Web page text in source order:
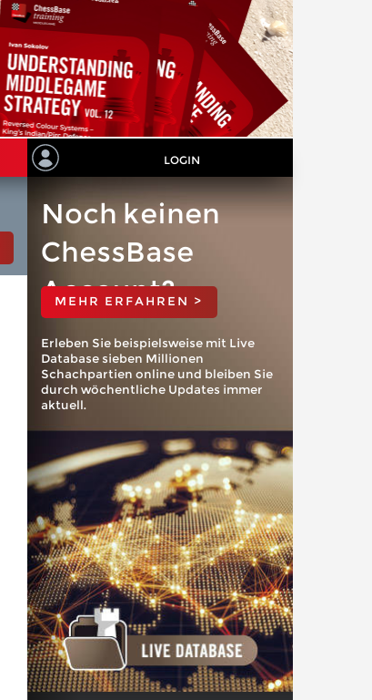
LOGIN
Noch keinen
ChessBase
Account?
MEHR ERFAHREN >
Erleben Sie beispielsweise mit Live
Database sieben Millionen
Schachpartien online und bleiben Sie
durch wöchentliche Updates immer
aktuell.